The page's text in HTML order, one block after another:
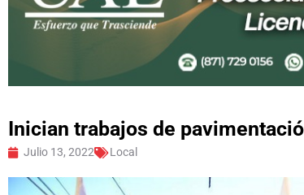
Inician trabajos de
Julio 13, 2022 Local